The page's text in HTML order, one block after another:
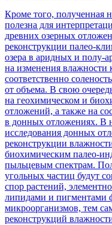
Кроме того, полученная
полезна для
древних озерных
реконструкции палео-
озера в аридных и полу-
на изменения влажности
соответственно
от объема. В свою
на геохимическом и
отложений, а также на
в донных отложениях. В
исследования донных
реконструкции
биохимическим палео-
пыльцевым спектрам.
угольных частиц будут
спор растений,
липидами и пигментами
микроорганизмов, тем
реконструкций